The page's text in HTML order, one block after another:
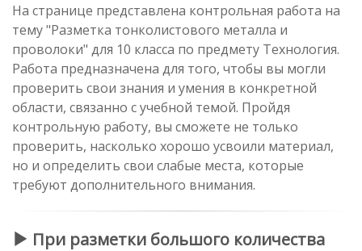
На странице представлена контрольная работа на
тему "Разметка тонколистового металла и
проволоки" для 10 класса по предмету Технология.
Работа предназначена для того, чтобы вы могли
проверить свои знания и умения в конкретной
области, связанно с учебной темой. Пройдя
контрольную работу, вы сможете не только
проверить, насколько хорошо усвоили материал,
но и определить свои слабые места, которые
требуют дополнительного внимания.
При разметки большого количества